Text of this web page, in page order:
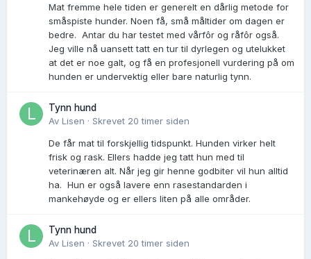
Mat fremme hele tiden er generelt en dårlig metode for
småspiste hunder. Noen få, små måltider om dagen er
bedre. Antar du har testet med vårfôr og råfôr også.
Jeg ville nå uansett tatt en tur til dyrlegen og utelukket
at det er noe galt, og få en profesjonell vurdering på om
hunden er undervektig eller bare naturlig tynn.
Tynn hund
Av Lisen · Skrevet 20 timer siden
De får mat til forskjellig tidspunkt. Hunden virker helt
frisk og rask. Ellers hadde jeg tatt hun med til
veterinæren alt. Når jeg gir henne godbiter vil hun alltid
ha. Hun er også lavere enn rasestandarden i
mankehøyde og er ellers liten på alle områder.
Tynn hund
Av Lisen · Skrevet 20 timer siden